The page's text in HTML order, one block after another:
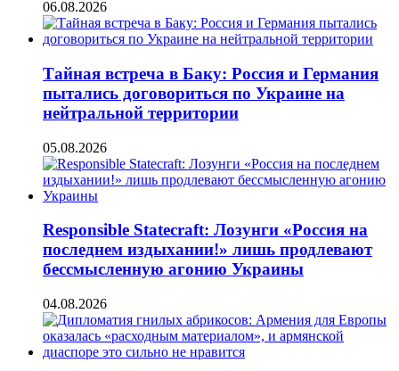
06.08.2026
Тайная встреча в Баку: Россия и Германия
пытались договориться по Украине на
нейтральной территории
05.08.2026
Responsible Statecraft: Лозунги «Россия на
последнем издыхании!» лишь продлевают
бессмысленную агонию Украины
04.08.2026